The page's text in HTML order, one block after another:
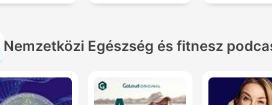
Meditation &
Nemzetközi Egészség és fitnesz